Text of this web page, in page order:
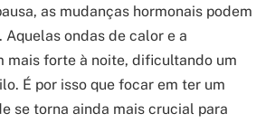
as mudanças hormonais podem
Aquelas ondas de calor e a
mais forte à noite, dificultando um
É por isso que focar em ter um
se torna ainda mais crucial para